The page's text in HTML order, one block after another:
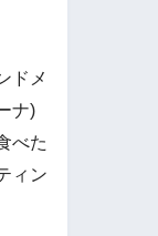
ドメ
ナ)
べた
ィン